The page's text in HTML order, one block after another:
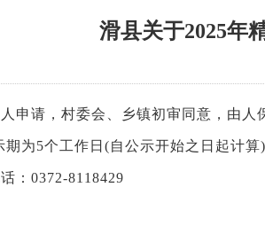
滑县关于2025年
请，村委会、乡镇初审同意，由人
期为5个工作日(自公示开始之日起计
0372-8118429